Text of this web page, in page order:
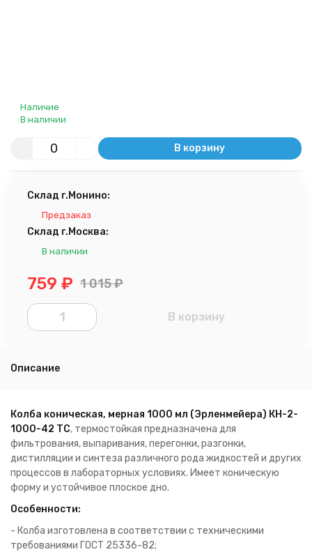
Наличие
В наличии
В корзину
Склад г.Монино:
Предзаказ
Склад г.Москва:
В наличии
759 ₽ 1 015₽
В корзину
Описание
Колба коническая, мерная 1000 мл (Эрленмейера) КН-2-
1000-42 ТС, термостойкая предназначена для
фильтрования, выпаривания, перегонки, разгонки,
дистилляции и синтеза различного рода жидкостей и других
процессов в лабораторных условиях. Имеет коническую
форму и устойчивое плоское дно.
Особенности:
- Колба изготовлена в соответствии с техническими
требованиями ГОСТ 25336-82;